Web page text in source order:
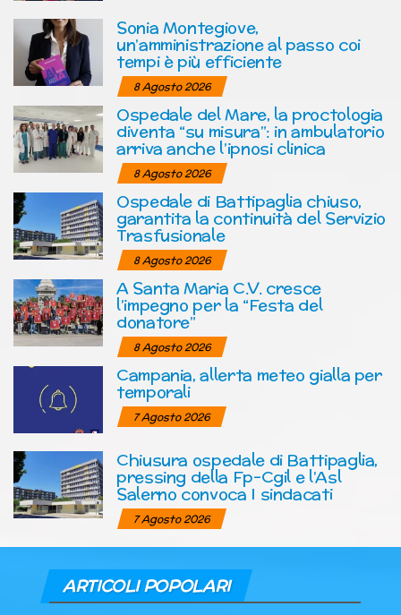
Sonia Montegiove,
un’amministrazione al passo coi
tempi è più efficiente
8 Agosto 2026
Ospedale del Mare, la proctologia
diventa “su misura”: in ambulatorio
arriva anche l’ipnosi clinica
8 Agosto 2026
Ospedale di Battipaglia chiuso,
garantita la continuità del Servizio
Trasfusionale
8 Agosto 2026
A Santa Maria C.V. cresce
l’impegno per la “Festa del
donatore”
8 Agosto 2026
Campania, allerta meteo gialla per
temporali
7 Agosto 2026
Chiusura ospedale di Battipaglia,
pressing della Fp-Cgil e l’Asl
Salerno convoca I sindacati
7 Agosto 2026
ARTICOLI POPOLARI